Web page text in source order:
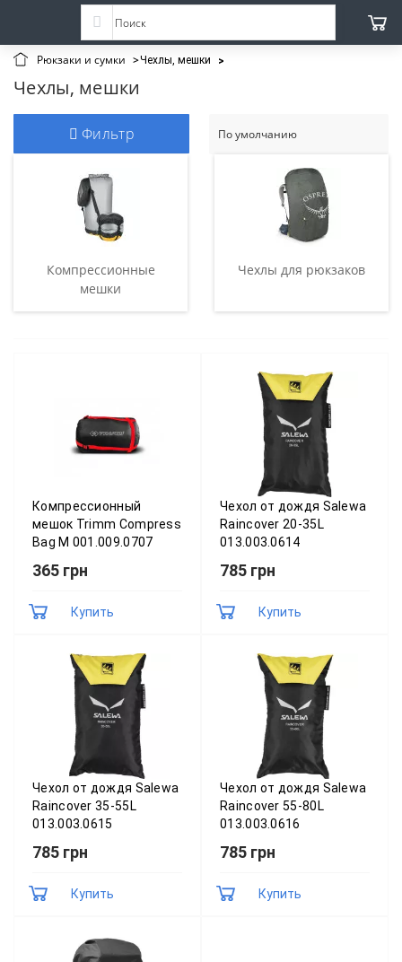
Рюкзаки и сумки Чехлы, мешки
Чехлы, мешки
Фильтр
Компрессионные
мешки
Чехлы для рюкзаков
Компрессионный
мешок Trimm Compress
Bag M 001.009.0707
365 грн
Купить
Чехол от дождя Salewa
Raincover 20-35L
013.003.0614
785 грн
Купить
Чехол от дождя Salewa
Raincover 35-55L
013.003.0615
785 грн
Купить
Чехол от дождя Salewa
Raincover 55-80L
013.003.0616
785 грн
Купить